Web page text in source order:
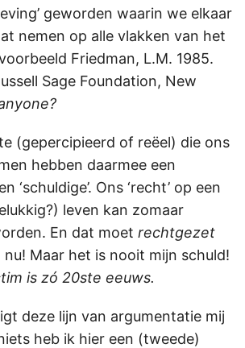
geworden waarin we elkaar
nemen op alle vlakken van het
Friedman, L.M. 1985.
Sage Foundation, New
(gepercipieerd of reëel) die ons
hebben daarmee een
‘schuldige’. Ons ‘recht’ op een
leven kan zomaar
En dat moet rechtgezet
Maar het is nooit mijn schuld!
is zó 20ste eeuws.
deze lijn van argumentatie mij
heb ik hier een (tweede)